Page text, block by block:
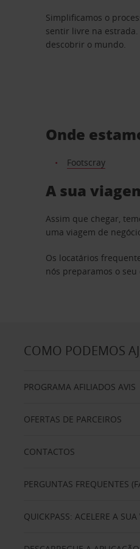
Simplificamos o
sentir livre na estrada.
descobrir o mundo.
Onde
Footscray
A sua
Assim que chegar,
uma viagem de
Os locatários
nós preparamos o
COMO PODEMOS
PROGRAMA AFILIADOS AVIS
OFERTAS DE PARCEIROS
CONTACTOS
PERGUNTAS FREQUENTES
QUICKPASS: ACELERE A SUA